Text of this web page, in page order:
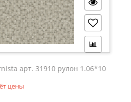
арт. 31910 рулон 1.06*10
цены